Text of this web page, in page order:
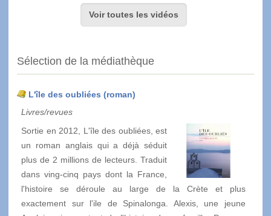
Voir toutes les vidéos
Sélection de la médiathèque
L'île des oubliées (roman)
Livres/revues
Sortie en 2012, L'île des oubliées, est
un roman anglais qui a déjà séduit
plus de 2 millions de lecteurs. Traduit
dans ving-cinq pays dont la France,
l'histoire se déroule au large de la Crète et plus
exactement sur l'ile de Spinalonga. Alexis, une jeune